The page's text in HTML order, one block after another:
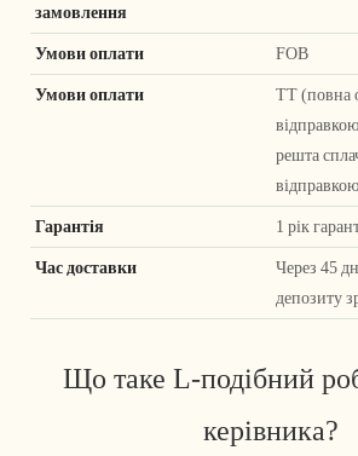
замовлення
Умови оплати FOB
Умови оплати
TT (повна
решта
Гарантія 1 рік
Час доставки
Через 45
депозиту
Що таке L-подібний
керівника?